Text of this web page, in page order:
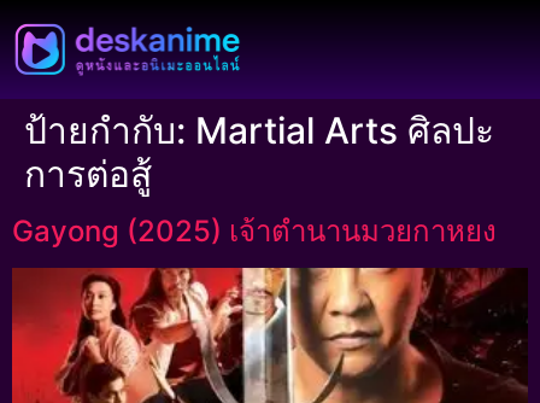
ป้ายกำกับ: Martial Arts ศิลปะ
การต่อสู้
Gayong (2025) เจ้าตำนานมวยกาหยง